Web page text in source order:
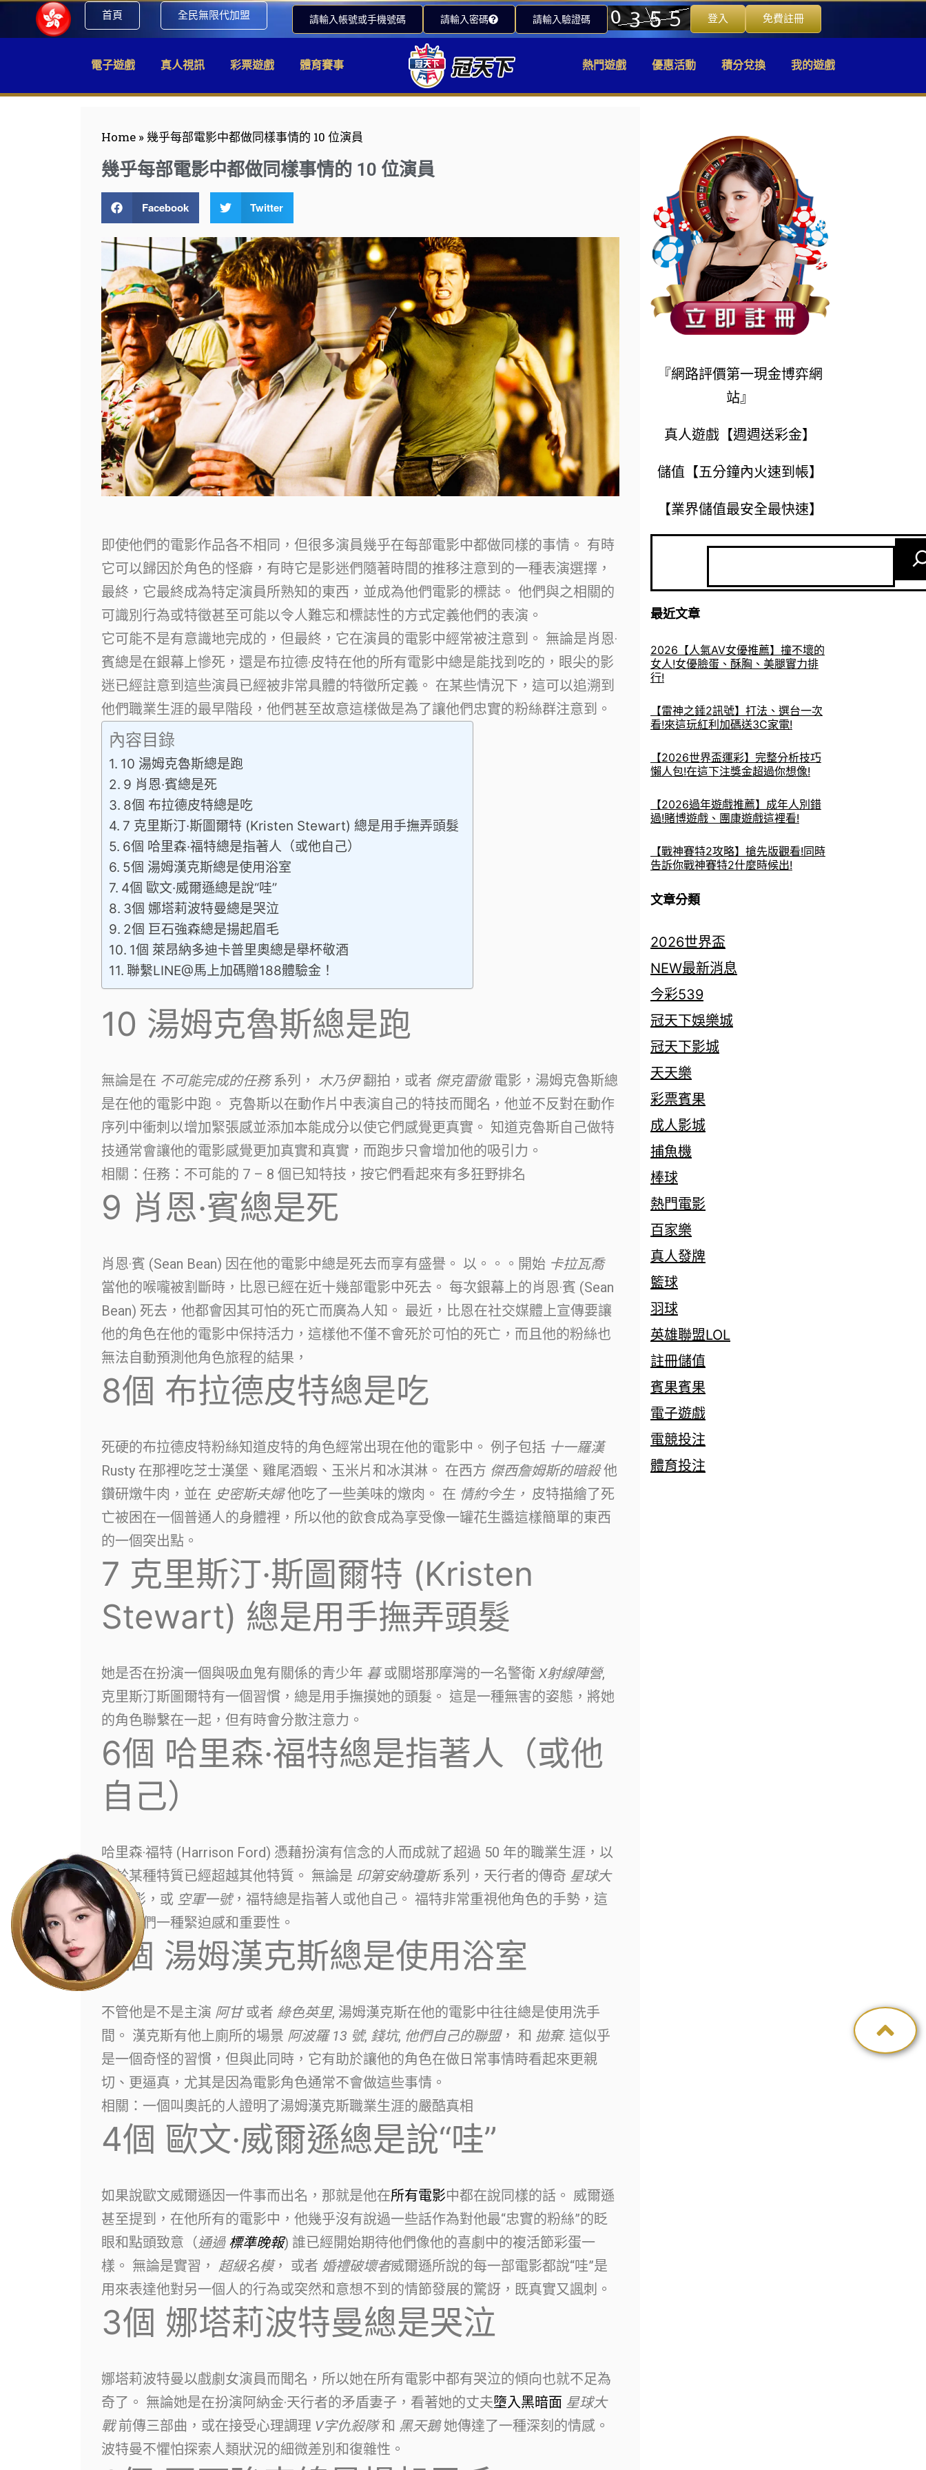
首頁 全民無限代加盟 請輸入帳號或手機號碼 請輸入密碼 請輸入驗證碼 登入 免費註冊
電子遊戲 真人視訊 彩票遊戲 體育賽事 熱門遊戲 優惠活動 積分兌換 我的遊戲
Home »幾乎每部電影中都做同樣事情的 10 位演員
幾乎每部電影中都做同樣事情的 10 位演員
Facebook Twitter
即使他們的電影作品各不相同，但很多演員幾乎在每部電影中都做同樣的事情。 有時
它可以歸因於角色的怪癖，有時它是影迷們隨著時間的推移注意到的一種表演選擇，
最終，它最終成為特定演員所熟知的東西，並成為他們電影的標誌。 他們與之相關的
可識別行為或特徵甚至可能以令人難忘和標誌性的方式定義他們的表演。
它可能不是有意識地完成的，但最終，它在演員的電影中經常被注意到。 無論是肖恩·
賓總是在銀幕上慘死，還是布拉德·皮特在他的所有電影中總是能找到吃的，眼尖的影
迷已經註意到這些演員已經被非常具體的特徵所定義。 在某些情況下，這可以追溯到
他們職業生涯的最早階段，他們甚至故意這樣做是為了讓他們忠實的粉絲群注意到。
內容目錄
10 湯姆克魯斯總是跑
9 肖恩·賓總是死
8個 布拉德皮特總是吃
7 克里斯汀·斯圖爾特 (Kristen Stewart) 總是用手撫弄頭髮
6個 哈里森·福特總是指著人（或他自己）
5個 湯姆漢克斯總是使用浴室
4個 歐文·威爾遜總是說“哇”
3個 娜塔莉波特曼總是哭泣
2個 巨石強森總是揚起眉毛
1個 萊昂納多迪卡普里奧總是舉杯敬酒
聯繫LINE@馬上加碼贈188體驗金！
10 湯姆克魯斯總是跑
無論是在 不可能完成的任務系列， 木乃伊翻拍，或者 傑克雷徹電影，湯姆克魯斯總
是在他的電影中跑。 克魯斯以在動作片中表演自己的特技而聞名，他並不反對在動作
序列中衝刺以增加緊張感並添加本能成分以使它們感覺更真實。 知道克魯斯自己做特
技通常會讓他的電影感覺更加真實和真實，而跑步只會增加他的吸引力。
相關：任務：不可能的 7 – 8 個已知特技，按它們看起來有多狂野排名
9 肖恩·賓總是死
肖恩·賓 (Sean Bean) 因在他的電影中總是死去而享有盛譽。 以。。。開始 卡拉瓦喬
當他的喉嚨被割斷時，比恩已經在近十幾部電影中死去。 每次銀幕上的肖恩·賓 (Sean
Bean) 死去，他都會因其可怕的死亡而廣為人知。 最近，比恩在社交媒體上宣傳要讓
他的角色在他的電影中保持活力，這樣他不僅不會死於可怕的死亡，而且他的粉絲也
無法自動預測他角色旅程的結果，
8個 布拉德皮特總是吃
死硬的布拉德皮特粉絲知道皮特的角色經常出現在他的電影中。 例子包括 十一羅漢
Rusty 在那裡吃芝士漢堡、雞尾酒蝦、玉米片和冰淇淋。 在西方 傑西詹姆斯的暗殺他
鑽研燉牛肉，並在 史密斯夫婦他吃了一些美味的燉肉。 在 情約今生， 皮特描繪了死
亡被困在一個普通人的身體裡，所以他的飲食成為享受像一罐花生醬這樣簡單的東西
的一個突出點。
7 克里斯汀·斯圖爾特 (Kristen
Stewart) 總是用手撫弄頭髮
她是否在扮演一個與吸血鬼有關係的青少年 暮或關塔那摩灣的一名警衛 X射線陣營,
克里斯汀斯圖爾特有一個習慣，總是用手撫摸她的頭髮。 這是一種無害的姿態，將她
的角色聯繫在一起，但有時會分散注意力。
6個 哈里森·福特總是指著人（或他
自己）
哈里森·福特 (Harrison Ford) 憑藉扮演有信念的人而成就了超過 50 年的職業生涯，以
至於某種特質已經超越其他特質。 無論是 印第安納瓊斯系列，天行者的傳奇 星球大
戰 電影，或 空軍一號，福特總是指著人或他自己。 福特非常重視他角色的手勢，這
給了他們一種緊迫感和重要性。
5個 湯姆漢克斯總是使用浴室
不管他是不是主演 阿甘或者 綠色英里, 湯姆漢克斯在他的電影中往往總是使用洗手
間。 漢克斯有他上廁所的場景 阿波羅 13 號, 錢坑, 他們自己的聯盟， 和 拋棄. 這似乎
是一個奇怪的習慣，但與此同時，它有助於讓他的角色在做日常事情時看起來更親
切、更逼真，尤其是因為電影角色通常不會做這些事情。
相關：一個叫奧託的人證明了湯姆漢克斯職業生涯的嚴酷真相
4個 歐文·威爾遜總是說“哇”
如果說歐文威爾遜因一件事而出名，那就是他在所有電影中都在說同樣的話。 威爾遜
甚至提到，在他所有的電影中，他幾乎沒有說過一些話作為對他最“忠實的粉絲”的眨
眼和點頭致意（通過 標準晚報) 誰已經開始期待他們像他的喜劇中的複活節彩蛋一
樣。 無論是實習， 超級名模， 或者 婚禮破壞者威爾遜所說的每一部電影都說“哇”是
用來表達他對另一個人的行為或突然和意想不到的情節發展的驚訝，既真實又諷刺。
3個 娜塔莉波特曼總是哭泣
娜塔莉波特曼以戲劇女演員而聞名，所以她在所有電影中都有哭泣的傾向也就不足為
奇了。 無論她是在扮演阿納金·天行者的矛盾妻子，看著她的丈夫墮入黑暗面 星球大
戰前傳三部曲，或在接受心理調理 V字仇殺隊和 黑天鵝她傳達了一種深刻的情感。
波特曼不懼怕探索人類狀況的細微差別和復雜性。
『網路評價第一現金博弈網
站』
真人遊戲【週週送彩金】
儲值【五分鐘內火速到帳】
【業界儲值最安全最快速】
最近文章
2026【人氣AV女優推薦】撞不壞的
女人!女優臉蛋、酥胸、美腿實力排
行!
【雷神之錘2訊號】打法、選台一次
看!來這玩紅利加碼送3C家電!
【2026世界盃運彩】完整分析技巧
懶人包!在這下注獎金超過你想像!
【2026過年遊戲推薦】成年人別錯
過!賭博遊戲、團康遊戲這裡看!
【戰神賽特2攻略】搶先版觀看!同時
告訴你戰神賽特2什麼時候出!
文章分類
2026世界盃
NEW最新消息
今彩539
冠天下娛樂城
冠天下影城
天天樂
彩票賓果
成人影城
捕魚機
棒球
熱門電影
百家樂
真人發牌
籃球
羽球
英雄聯盟LOL
註冊儲值
賓果賓果
電子遊戲
電競投注
體育投注